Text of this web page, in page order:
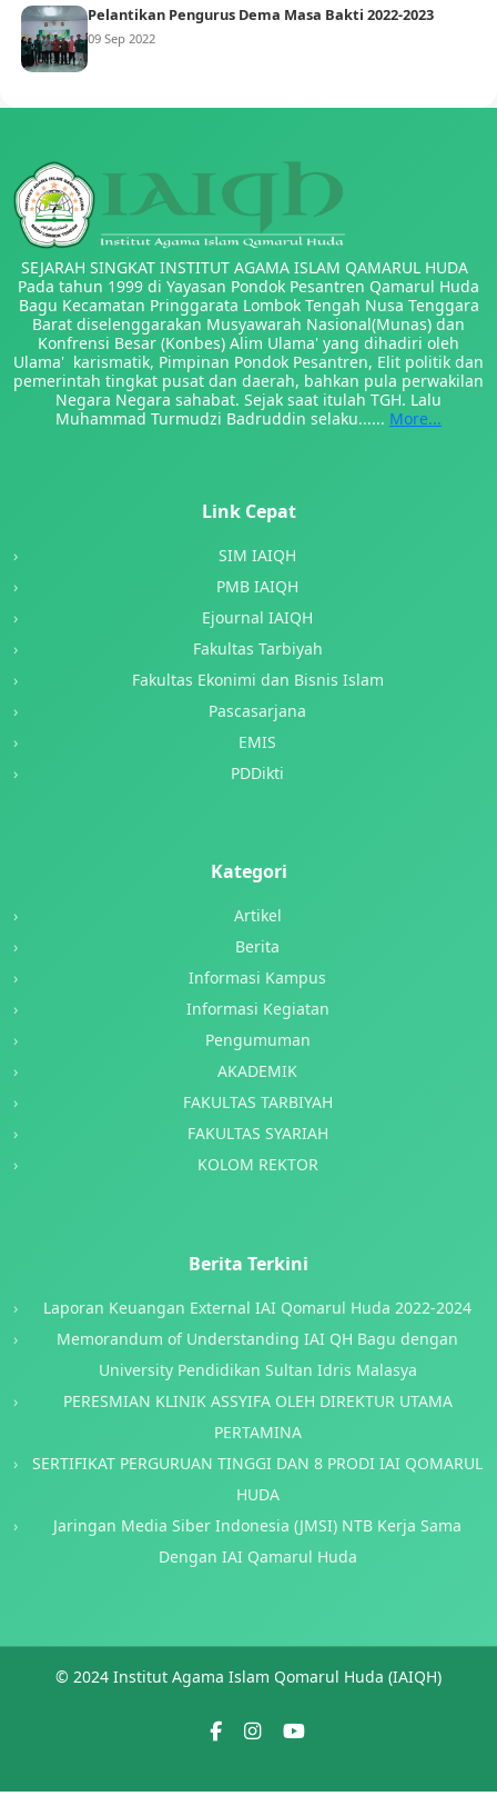
Pelantikan Pengurus Dema Masa Bakti 2022-2023
09 Sep 2022
SEJARAH SINGKAT INSTITUT AGAMA ISLAM QAMARUL HUDA
Pada tahun 1999 di Yayasan Pondok Pesantren Qamarul Huda
Bagu Kecamatan Pringgarata Lombok Tengah Nusa Tenggara
Barat diselenggarakan Musyawarah Nasional(Munas) dan
Konfrensi Besar (Konbes) Alim Ulama' yang dihadiri oleh
Ulama' karismatik, Pimpinan Pondok Pesantren, Elit politik dan
pemerintah tingkat pusat dan daerah, bahkan pula perwakilan
Negara Negara sahabat. Sejak saat itulah TGH. Lalu
Muhammad Turmudzi Badruddin selaku...... More...
Link Cepat
SIM IAIQH
PMB IAIQH
Ejournal IAIQH
Fakultas Tarbiyah
Fakultas Ekonimi dan Bisnis Islam
Pascasarjana
EMIS
PDDikti
Kategori
Artikel
Berita
Informasi Kampus
Informasi Kegiatan
Pengumuman
AKADEMIK
FAKULTAS TARBIYAH
FAKULTAS SYARIAH
KOLOM REKTOR
Berita Terkini
Laporan Keuangan External IAI Qomarul Huda 2022-2024
Memorandum of Understanding IAI QH Bagu dengan
University Pendidikan Sultan Idris Malasya
PERESMIAN KLINIK ASSYIFA OLEH DIREKTUR UTAMA
PERTAMINA
SERTIFIKAT PERGURUAN TINGGI DAN 8 PRODI IAI QOMARUL
HUDA
Jaringan Media Siber Indonesia (JMSI) NTB Kerja Sama
Dengan IAI Qamarul Huda
© 2024 Institut Agama Islam Qomarul Huda (IAIQH)